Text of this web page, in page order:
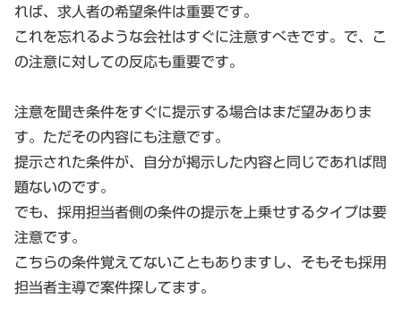
れば、求人者の希望条件は重要です。
これを忘れるような会社はすぐに注意すべきです。で、こ
の注意に対しての反応も重要です。
注意を聞き条件をすぐに提示する場合はまだ望みありま
す。ただその内容にも注意です。
提示された条件が、自分が掲示した内容と同じであれば問
題ないのです。
でも、採用担当者側の条件の提示を上乗せするタイプは要
注意です。
こちらの条件覚えてないこともありますし、そもそも採用
担当者主導で案件探してます。